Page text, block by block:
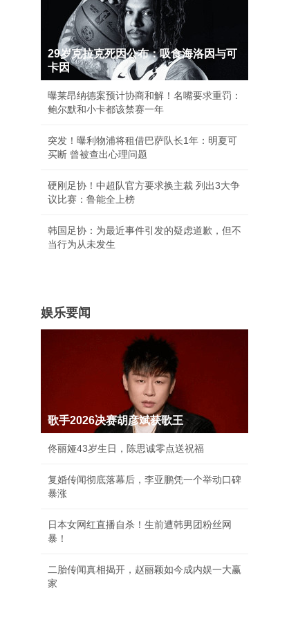
29岁克拉克死因公布：吸食海洛因与可
卡因
曝莱昂纳德案预计协商和解！名嘴要求重罚：
鲍尔默和小卡都该禁赛一年
突发！曝利物浦将租借巴萨队长1年：明夏可
买断 曾被查出心理问题
硬刚足协！中超队官方要求换主裁 列出3大争
议比赛：鲁能全上榜
韩国足协：为最近事件引发的疑虑道歉，但不
当行为从未发生
娱乐要闻
歌手2026决赛胡彦斌获歌王
佟丽娅43岁生日，陈思诚零点送祝福
复婚传闻彻底落幕后，李亚鹏凭一个举动口碑
暴涨
日本女网红直播自杀！生前遭韩男团粉丝网
暴！
二胎传闻真相揭开，赵丽颖如今成内娱一大赢
家